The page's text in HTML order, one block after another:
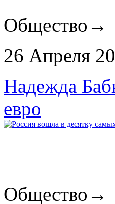
Общество →
26 Апреля
Надежда
евро
Общество →